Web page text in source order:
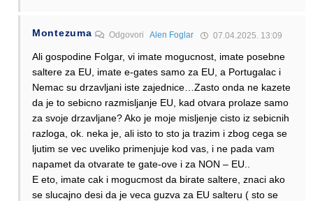
Montezuma OdgovoriAlen Foglar 07.04.2025. 13:09
Ali gospodine Folgar, vi imate mogucnost, imate posebne
saltere za EU, imate e-gates samo za EU, a Portugalac i
Nemac su drzavljani iste zajednice…Zasto onda ne kazete
da je to sebicno razmisljanje EU, kad otvara prolaze samo
za svoje drzavljane? Ako je moje misljenje cisto iz sebicnih
razloga, ok. neka je, ali isto to sto ja trazim i zbog cega se
ljutim se vec uveliko primenjuje kod vas, i ne pada vam
napamet da otvarate te gate-ove i za NON – EU..
E eto, imate cak i mogucmost da birate saltere, znaci ako
se slucajno desi da je veca guzva za EU salteru ( sto se